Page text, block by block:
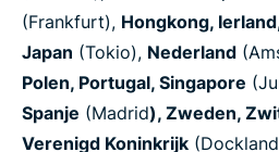
(Frankfurt), Hongkong,
Japan (Tokio), Nederland
Polen, Portugal, Singapore
Spanje (Madrid), Zweden,
Verenigd Koninkrijk